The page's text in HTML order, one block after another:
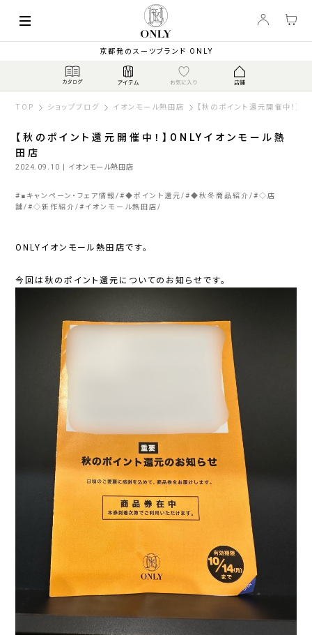
京都発のスーツブランド ONLY
TOP ショップブログ イオンモール熱田店 【秋のポイント還元開催中！】
【秋のポイント還元開催中！】ONLYイオンモール熱
田店
2024.09.10 | イオンモール熱田店
# ■キャンペーン・フェア情報 #◆ポイント還元 #◆秋冬商品紹介 #◇店
舗 #◇新作紹介 # イオンモール熱田店
ONLYイオンモール熱田店です。
今回は秋のポイント還元についてのお知らせです。